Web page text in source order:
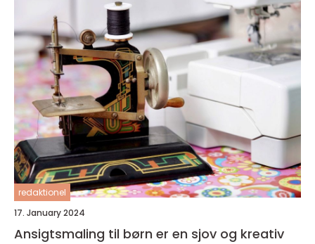
redaktionel
17. January 2024
Ansigtsmaling til børn er en sjov og kreativ